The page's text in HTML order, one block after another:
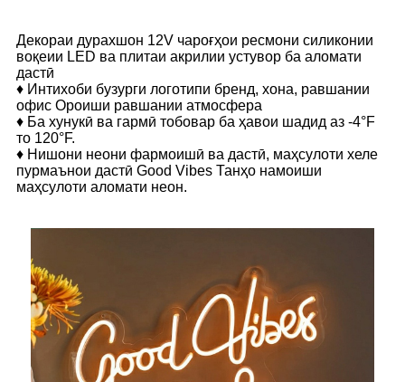
Декораи дурахшон 12V чароғҳои ресмони силиконии
воқеии LED ва плитаи акрилии устувор ба аломати
дастӣ
♦ Интихоби бузурги логотипи бренд, хона, равшании
офис Ороиши равшании атмосфера
♦ Ба хунукӣ ва гармӣ тобовар ба ҳавои шадид аз -4°F
то 120°F.
♦ Нишони неони фармоишӣ ва дастӣ, маҳсулоти хеле
пурмаънои дастӣ Good Vibes Танҳо намоиши
маҳсулоти аломати неон.